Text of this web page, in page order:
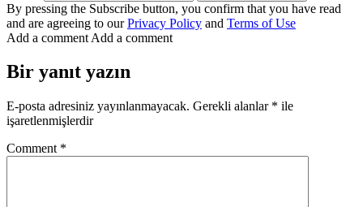
By pressing the Subscribe button, you confirm that you have read
and are agreeing to ourPrivacy Policy and Terms of Use
Add a comment Add a comment
Bir yanıt yazın
E-posta adresiniz yayınlanmayacak. Gerekli alanlar * ile
işaretlenmişlerdir
Comment *